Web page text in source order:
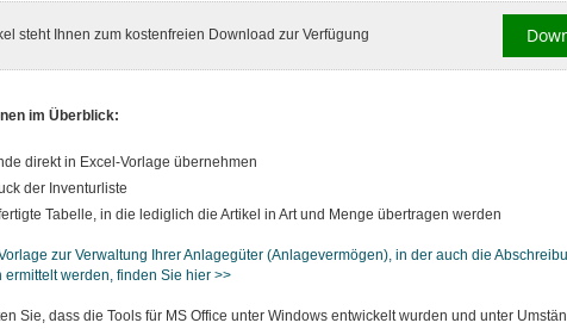
steht Ihnen zum kostenfreien Download zur Verfügung
im Überblick:
direkt in Excel-Vorlage übernehmen
der Inventurliste
Tabelle, in die lediglich die Artikel in Art und Menge übertragen werden
zur Verwaltung Ihrer Anlagegüter (Anlagevermögen), in der auch die
ermittelt werden, finden Sie hier >>
Sie, dass die Tools für MS Office unter Windows entwickelt wurden und unter